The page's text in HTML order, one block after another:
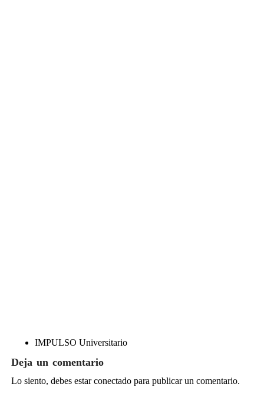
IMPULSO Universitario
Deja un comentario
Lo siento, debes estarconectadopara publicar un comentario.